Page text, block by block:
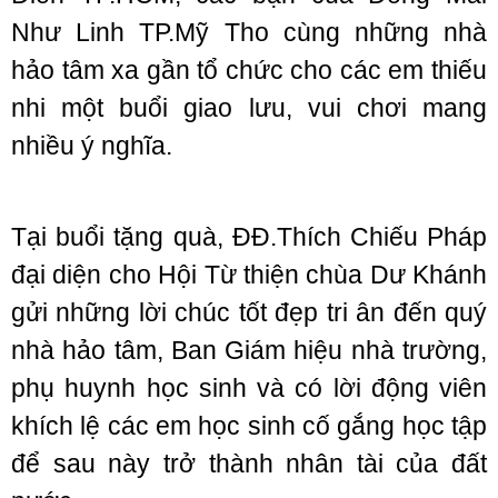
Như Linh TP.Mỹ Tho cùng những nhà
hảo tâm xa gần tổ chức cho các em thiếu
nhi một buổi giao lưu, vui chơi mang
nhiều ý nghĩa.
Tại buổi tặng quà, ĐĐ.Thích Chiếu Pháp
đại diện cho Hội Từ thiện chùa Dư Khánh
gửi những lời chúc tốt đẹp tri ân đến quý
nhà hảo tâm, Ban Giám hiệu nhà trường,
phụ huynh học sinh và có lời động viên
khích lệ các em học sinh cố gắng học tập
để sau này trở thành nhân tài của đất